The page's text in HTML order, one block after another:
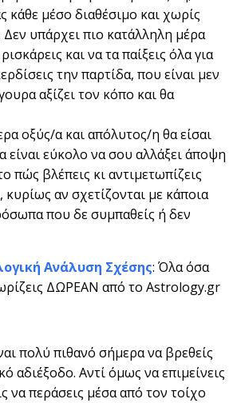
κάθε μέσο διαθέσιμο και χωρίς
Δεν υπάρχει πιο κατάλληλη μέρα
και να τα παίξεις όλα για
την παρτίδα, που είναι μεν
αξίζει τον κόπο και θα
οξύς/α και απόλυτος/η θα είσαι
είναι εύκολο να σου αλλάξει άποψη
πώς βλέπεις κι αντιμετωπίζεις
κυρίως αν σχετίζονται με κάποια
που δε συμπαθείς ή δεν
Ανάλυση Σχέσης: Όλα όσα
ΔΩΡΕΑΝ από το Astrology.gr
πολύ πιθανό σήμερα να βρεθείς
αδιέξοδο. Αντί όμως να επιμείνεις
να περάσεις μέσα από τον τοίχο